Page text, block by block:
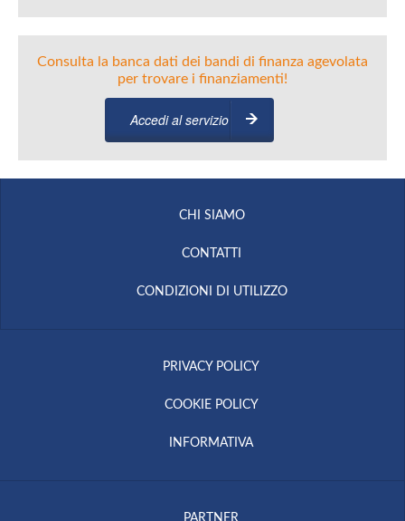
Consulta la banca dati dei bandi di finanza agevolata
per trovare i finanziamenti!
Accedi al servizio
CHI SIAMO
CONTATTI
CONDIZIONI DI UTILIZZO
PRIVACY POLICY
COOKIE POLICY
INFORMATIVA
PARTNER